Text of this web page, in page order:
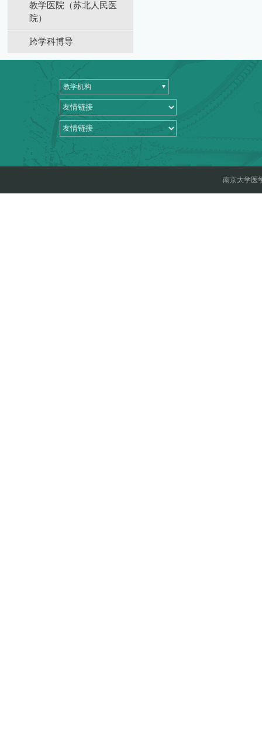
教学医院（苏北⼈⺠医
院）
跨学科博导
教学机构
南京大学医